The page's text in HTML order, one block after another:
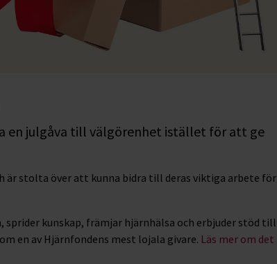
en julgåva till välgörenhet istället för att ge
är stolta över att kunna bidra till deras viktiga arbete för
kunskap, främjar hjärnhälsa och erbjuder stöd till
en av Hjärnfondens mest lojala givare. Läs mer om det